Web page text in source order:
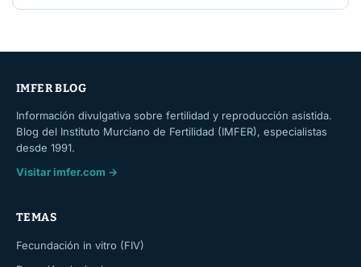
IMFER BLOG
Información divulgativa sobre fertilidad y reproducción asistida.
Blog del Instituto Murciano de Fertilidad (IMFER), especialistas
desde 1991.
Visitar imfer.com →
TEMAS
Fecundación in vitro (FIV)